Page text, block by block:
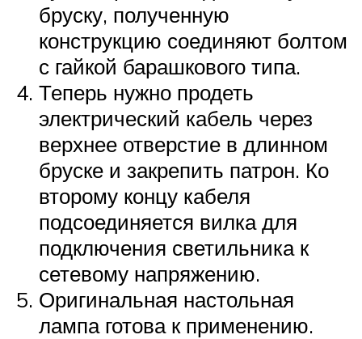
бруску, полученную
конструкцию соединяют болтом
с гайкой барашкового типа.
Теперь нужно продеть
электрический кабель через
верхнее отверстие в длинном
бруске и закрепить патрон. Ко
второму концу кабеля
подсоединяется вилка для
подключения светильника к
сетевому напряжению.
Оригинальная настольная
лампа готова к применению.